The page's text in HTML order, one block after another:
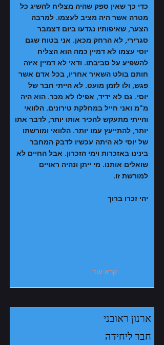
כדי כך שאין ספק שהיה מצליח להשיג כל
מטרה אשר היה מציב לעצמו. למרבה
הצער, שאיפותיו נגדעו ביום דצמבר
סגרירי, לא הרחק מכאן. אני בטוח שגם
יוסי עצמו לא דמיין כמה הוא הצליח
להשפיע על סביבתו. ודאי לא דמיין איזה
חותם בולט השאיר אחריו, בכל אדם אשר
פגש, ולו לזמן מועט. לא הייתי חבר של
יוסי. גם לא ידיד, אפילו לא מכר. הוא היה
מ"מ ואני חייל במחלקת טירונים. הלוואי
והייתי מתעקש להכיר אותו יותר, לדבר אתו
יותר, להתייעץ עמו יותר. הלוואי ומורשתו
של יוסי לא היתה עכשיו לדבק המחבר
בינינו באזכרות וימי הזכרון. אבל החיים לא
שואלים אותנו. מי ייתן ונהיה ראויים
למורשת זו.
יהי זכרו ברוך
קרא עוד
ארנון ראובני
חבר ליחידה